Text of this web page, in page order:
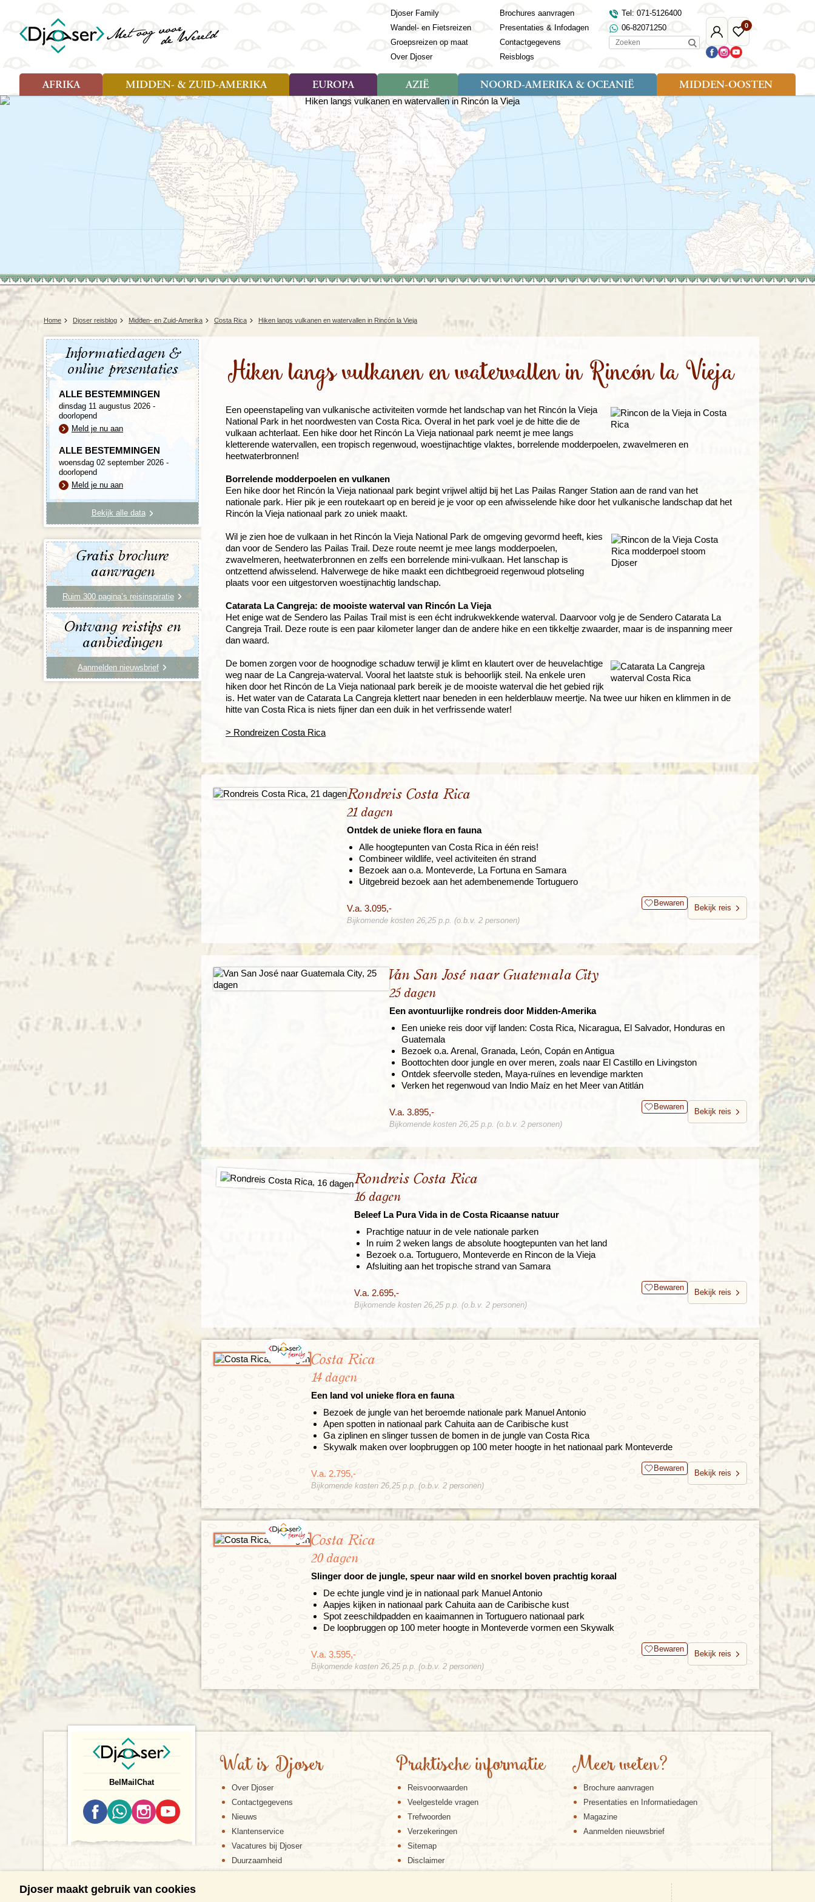
Mijn
Djoser
0
Favoriete
reizen
Djoser Family
Wandel- en Fietsreizen
Groepsreizen op maat
Over Djoser
Brochures aanvragen
Presentaties & Infodagen
Contactgegevens
Reisblogs
Tel: 071-5126400
06-82071250
Zoeken
AFRIKA
Landen
Angola
Benin
Botswana
Egypte
Ghana
Kaapverdië
Kenia
Madagaskar
Mozambique
Namibië
Sao Tomé en Principe
Swaziland
Tanzania
Togo
Zambia
Zanzibar
Zimbabwe
MIDDEN- & ZUID-AMERIKA
Soort reizen
Rondreis (25)
Familiereis (11)
Cultuur (9)
Natuur (13)
Belize
Bolivia
Brazilië
Chili
Colombia
Costa Rica
Cuba
Ecuador
El Salvador
(Frans) Guyana
Galapagos
Guatemala
Honduras
Mexico
Nicaragua
Paaseiland
Paraguay
Suriname
EUROPA
Soort reizen
Rondreis (28)
Familiereis (11)
Fietsreis (8)
Wandelreis (23)
Landen
Albanië
Andorra
Armenië
Azerbeidzjan
Azoren
Balkan
Baltische Staten
Bosnië en Herzegovina
Bulgarije
Engeland
Estland
Finland
Frankrijk
Griekenland
Montenegro
Noord-Macedonië
Noorwegen
Polen
Portugal
Roemenië
Sardinië
Verenigd Koninkrijk
AZIË
Soort reizen
Rondreis (57)
Familiereis (22)
Fietsreis (3)
Cultuur (28)
Natuur (16)
Nieuwe reizen
Rondreis China & Tibet, 42
dagen
Rondreis Sulawesi &
Molukken, 22 dagen
Landen
Bangladesh
Laos
Malediven
Maleisië
Mongolië
Nepal
Oezbekistan
Singapore
Zuid-Korea
NOORD-AMERIKA & OCEANIË
Soort reizen
Rondreis (7)
Familiereis (2)
Natuur (5)
Landen
Nieuw-Zeeland
Verenigde Staten
MIDDEN-OOSTEN
Soort reizen
Familiereis (9)
Fietsreis (1)
Landen
Egypte
Jordanië
Marokko
Oman
Saoedi-Arabië
Tunesië
Turkije
Home Djoser reisblog Midden- en Zuid-Amerika Costa Rica Hiken langs vulkanen en watervallen in Rincón la Vieja
Hiken langs vulkanen en watervallen in Rincón la Vieja
Een opeenstapeling van vulkanische activiteiten vormde het landschap van het Rincón la Vieja
National Park in het noordwesten van Costa Rica. Overal in het park voel je de hitte die de
vulkaan achterlaat. Een hike door het Rincón La Vieja nationaal park neemt je mee langs
kletterende watervallen, een tropisch regenwoud, woestijnachtige vlaktes, borrelende modderpoelen, zwavelmeren en
heetwaterbronnen!
Borrelende modderpoelen en vulkanen
Een hike door het Rincón la Vieja nationaal park begint vrijwel altijd bij het Las Pailas Ranger Station aan de rand van het
nationale park. Hier pik je een routekaart op en bereid je je voor op een afwisselende hike door het vulkanische landschap dat het
Rincón la Vieja nationaal park zo uniek maakt.
Wil je zien hoe de vulkaan in het Rincón la Vieja National Park de omgeving gevormd heeft, kies
dan voor de Sendero las Pailas Trail. Deze route neemt je mee langs modderpoelen,
zwavelmeren, heetwaterbronnen en zelfs een borrelende mini-vulkaan. Het lanschap is
ontzettend afwisselend. Halverwege de hike maakt een dichtbegroeid regenwoud plotseling
plaats voor een uitgestorven woestijnachtig landschap.
Catarata La Cangreja: de mooiste waterval van Rincón La Vieja
Het enige wat de Sendero las Pailas Trail mist is een écht indrukwekkende waterval. Daarvoor volg je de Sendero Catarata La
Cangreja Trail. Deze route is een paar kilometer langer dan de andere hike en een tikkeltje zwaarder, maar is de inspanning meer
dan waard.
De bomen zorgen voor de hoognodige schaduw terwijl je klimt en klautert over de heuvelachtige
weg naar de La Cangreja-waterval. Vooral het laatste stuk is behoorlijk steil. Na enkele uren
hiken door het Rincón de La Vieja nationaal park bereik je de mooiste waterval die het gebied rijk
is. Het water van de Catarata La Cangreja klettert naar beneden in een helderblauw meertje. Na twee uur hiken en klimmen in de
hitte van Costa Rica is niets fijner dan een duik in het verfrissende water!
> Rondreizen Costa Rica
Rondreis Costa Rica
21 dagen
Ontdek de unieke flora en fauna
Alle hoogtepunten van Costa Rica in één reis!
Combineer wildlife, veel activiteiten én strand
Bezoek aan o.a. Monteverde, La Fortuna en Samara
Uitgebreid bezoek aan het adembenemende Tortuguero
V.a. 3.095,- Bewaren
Bekijk reis
Bijkomende kosten 26,25 p.p. (o.b.v. 2 personen)
Van San José naar Guatemala City
25 dagen
Een avontuurlijke rondreis door Midden-Amerika
Een unieke reis door vijf landen: Costa Rica, Nicaragua, El Salvador, Honduras en
Guatemala
Bezoek o.a. Arenal, Granada, León, Copán en Antigua
Boottochten door jungle en over meren, zoals naar El Castillo en Livingston
Ontdek sfeervolle steden, Maya-ruïnes en levendige markten
Verken het regenwoud van Indio Maíz en het Meer van Atitlán
V.a. 3.895,- Bewaren
Bekijk reis
Bijkomende kosten 26,25 p.p. (o.b.v. 2 personen)
Rondreis Costa Rica
16 dagen
Beleef La Pura Vida in de Costa Ricaanse natuur
Prachtige natuur in de vele nationale parken
In ruim 2 weken langs de absolute hoogtepunten van het land
Bezoek o.a. Tortuguero, Monteverde en Rincon de la Vieja
Afsluiting aan het tropische strand van Samara
V.a. 2.695,- Bewaren
Bekijk reis
Bijkomende kosten 26,25 p.p. (o.b.v. 2 personen)
Costa Rica
14 dagen
Een land vol unieke flora en fauna
Bezoek de jungle van het beroemde nationale park Manuel Antonio
Apen spotten in nationaal park Cahuita aan de Caribische kust
Ga ziplinen en slinger tussen de bomen in de jungle van Costa Rica
Skywalk maken over loopbruggen op 100 meter hoogte in het nationaal park Monteverde
V.a. 2.795,- Bewaren
Bekijk reis
Bijkomende kosten 26,25 p.p. (o.b.v. 2 personen)
Costa Rica
20 dagen
Slinger door de jungle, speur naar wild en snorkel boven prachtig koraal
De echte jungle vind je in nationaal park Manuel Antonio
Aapjes kijken in nationaal park Cahuita aan de Caribische kust
Spot zeeschildpadden en kaaimannen in Tortuguero nationaal park
De loopbruggen op 100 meter hoogte in Monteverde vormen een Skywalk
V.a. 3.595,- Bewaren
Bekijk reis
Bijkomende kosten 26,25 p.p. (o.b.v. 2 personen)
Informatiedagen &
online presentaties
ALLE BESTEMMINGEN
dinsdag 11 augustus 2026 -
doorlopend
Meld je nu aan
ALLE BESTEMMINGEN
woensdag 02 september 2026 -
doorlopend
Meld je nu aan
Bekijk alle data
Gratis brochure
aanvragen
Ruim 300 pagina’s reisinspiratie
Ontvang reistips en
aanbiedingen
Aanmelden nieuwsbrief
Bel Mail Chat
Wat is Djoser
Over Djoser
Contactgegevens
Nieuws
Klantenservice
Vacatures bij Djoser
Duurzaamheid
Praktische informatie
Reisvoorwaarden
Veelgestelde vragen
Trefwoorden
Verzekeringen
Sitemap
Disclaimer
Meer weten?
Brochure aanvragen
Presentaties en Informatiedagen
Magazine
Aanmelden nieuwsbrief
Djoser maakt gebruik van cookies